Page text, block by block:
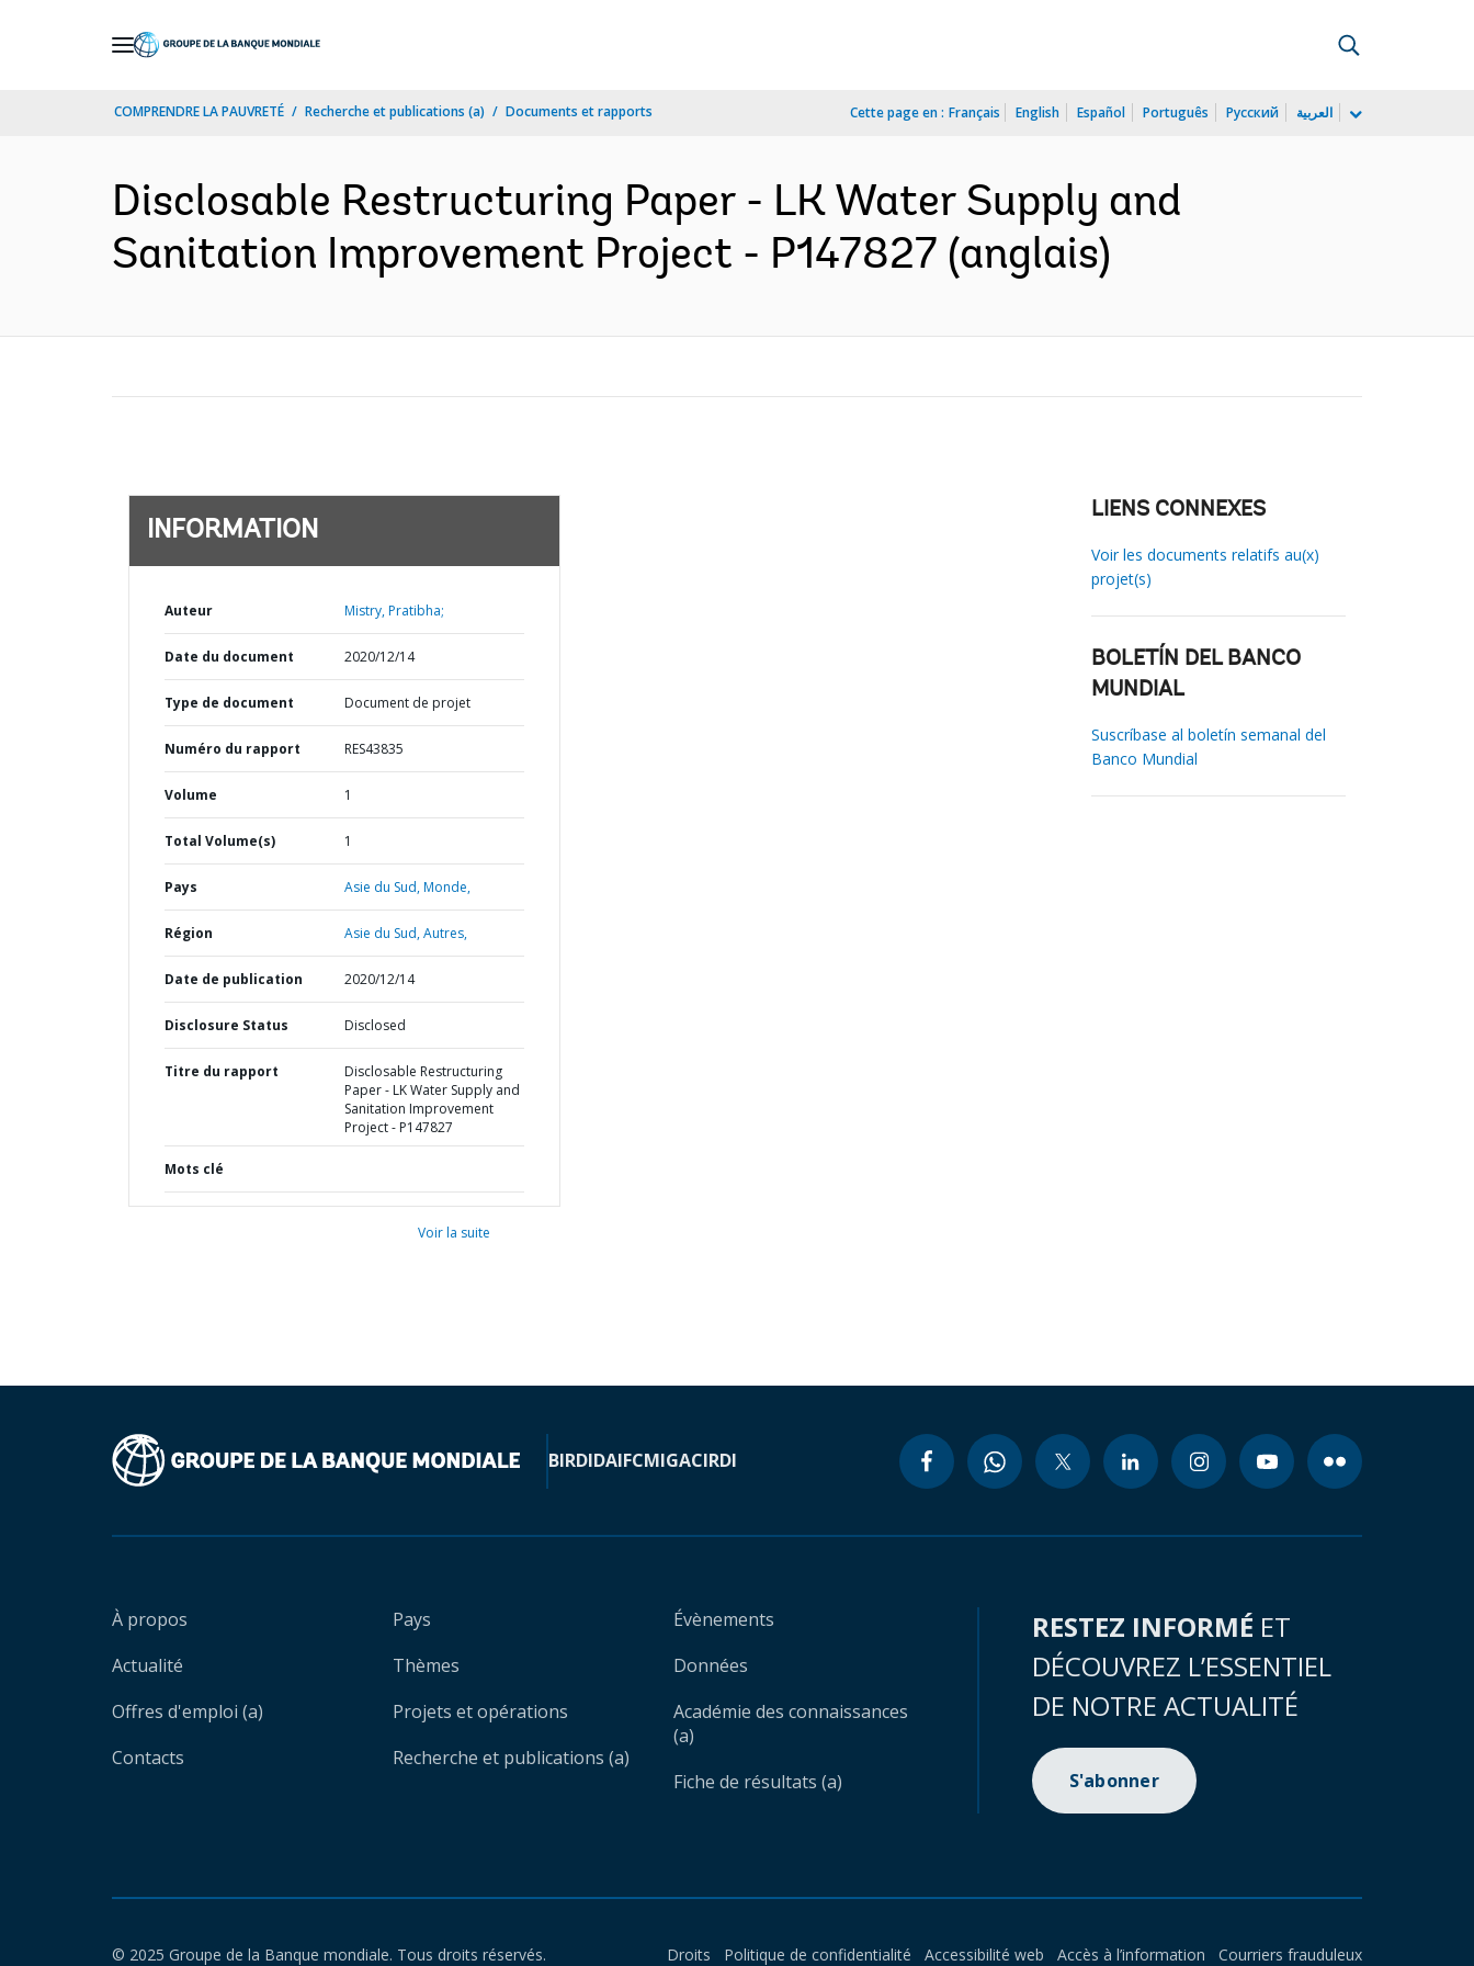
COMPRENDRE LA PAUVRETÉ Recherche et publications (a) Documents et rapports Cette page en : Français English Español Português Русский العربية
Disclosable Restructuring Paper - LK Water Supply and
Sanitation Improvement Project - P147827 (anglais)
INFORMATION
Auteur Mistry, Pratibha;
Date du document 2020/12/14
Type de document Document de projet
Numéro du rapport RES43835
Volume 1
Total Volume(s) 1
Pays Asie du Sud,Monde,
Région Asie du Sud,Autres,
Date de publication 2020/12/14
Disclosure Status Disclosed
Titre du rapport
Disclosable Restructuring
Paper - LK Water Supply and
Sanitation Improvement
Project - P147827
Mots clé
Voir la suite
LIENS CONNEXES
Voir les documents relatifs au(x)
projet(s)
BOLETÍN DEL BANCO
MUNDIAL
Suscríbase al boletín semanal del
Banco Mundial
BIRDIDAIFCMIGACIRDI
À propos
Actualité
Offres d'emploi (a)
Contacts
Pays
Thèmes
Projets et opérations
Recherche et publications (a)
Évènements
Données
Académie des connaissances
(a)
Fiche de résultats (a)
RESTEZ INFORMÉ ET
DÉCOUVREZ L’ESSENTIEL
DE NOTRE ACTUALITÉ
S'abonner
© 2025 Groupe de la Banque mondiale. Tous droits réservés. Droits Politique de confidentialité Accessibilité web Accès à l’information
Courriers frauduleux